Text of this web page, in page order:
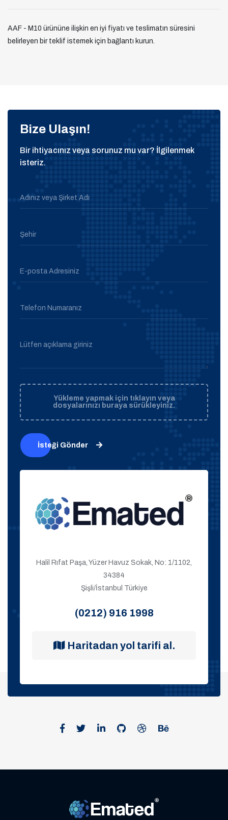
AAF - M10 ürününe ilişkin en iyi fiyatı ve teslimatın süresini
belirleyen bir teklif istemek için bağlantı kurun.
Bize Ulaşın!
Bir ihtiyacınız veya sorunuz mu var? İlgilenmek
isteriz.
Adınız veya Şirket Adı
Şehir
E-posta Adresiniz
Telefon Numaranız
Lütfen açıklama giriniz
Yükleme yapmak için tıklayın veya
dosyalarınızı buraya sürükleyiniz.
İsteği Gönder
Halil Rıfat Paşa, Yüzer Havuz Sokak, No: 1/1102,
34384
Şişli/İstanbul Türkiye
(0212) 916 1998
Haritadan yol tarifi al.